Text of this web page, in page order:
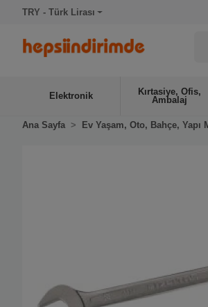
TRY - Türk Lirası
Elektronik
Kırtasiye, Ofis,
Ambalaj
Ana Sayfa Ev Yaşam, Oto, Bahçe, Yapı